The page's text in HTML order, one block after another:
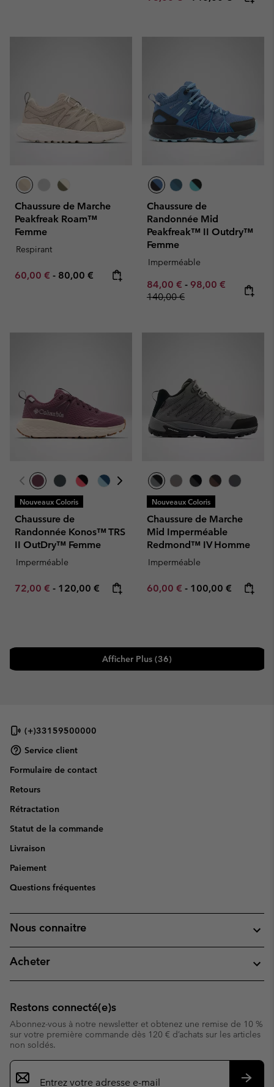
Chaussure de Marche
Peakfreak Roam™
Femme
Respirant
Minimum sale price:
60,00 € - Maximum price:
80,00 €
Chaussure de
Randonnée Mid
Peakfreak™ II Outdry™
Femme
Imperméable
Minimum sale price:
84,00 € - Maximum sale
98,00 € Regular
140,00 €
Nouveaux Coloris
Chaussure de
Randonnée Konos™ TRS
II OutDry™ Femme
Imperméable
Minimum sale price:
72,00 € - Maximum price:
120,00 €
Nouveaux Coloris
Chaussure de Marche
Mid Imperméable
Redmond™ IV Homme
Imperméable
Minimum sale price:
60,00 € - Maximum price:
100,00 €
Afficher Plus (36)
(+)33159500000
Service client
Formulaire de contact
Retours
Rétractation
Statut de la commande
Livraison
Paiement
Questions fréquentes
Nous connaitre
Acheter
Restons connecté(e)s
Abonnez-vous à notre newsletter et obtenez une remise de 10 %
sur votre première commande dès 120 € d’achats sur les articles
non soldés.
Inscription
par